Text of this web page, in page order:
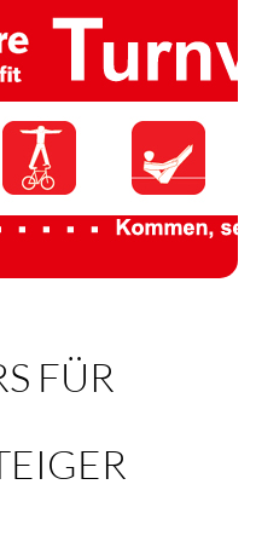
FÜR